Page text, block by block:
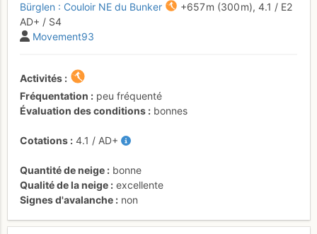
Bürglen : Couloir NE du Bunker +657 m (300 m), 4.1 / E2
AD+ / S4
Movement93
Activités
Fréquentation
peu fréquenté
Évaluation des conditions
bonnes
Cotations 4.1 / AD+
Quantité de neige
bonne
Qualité de la neige
excellente
Signes d'avalanche
non